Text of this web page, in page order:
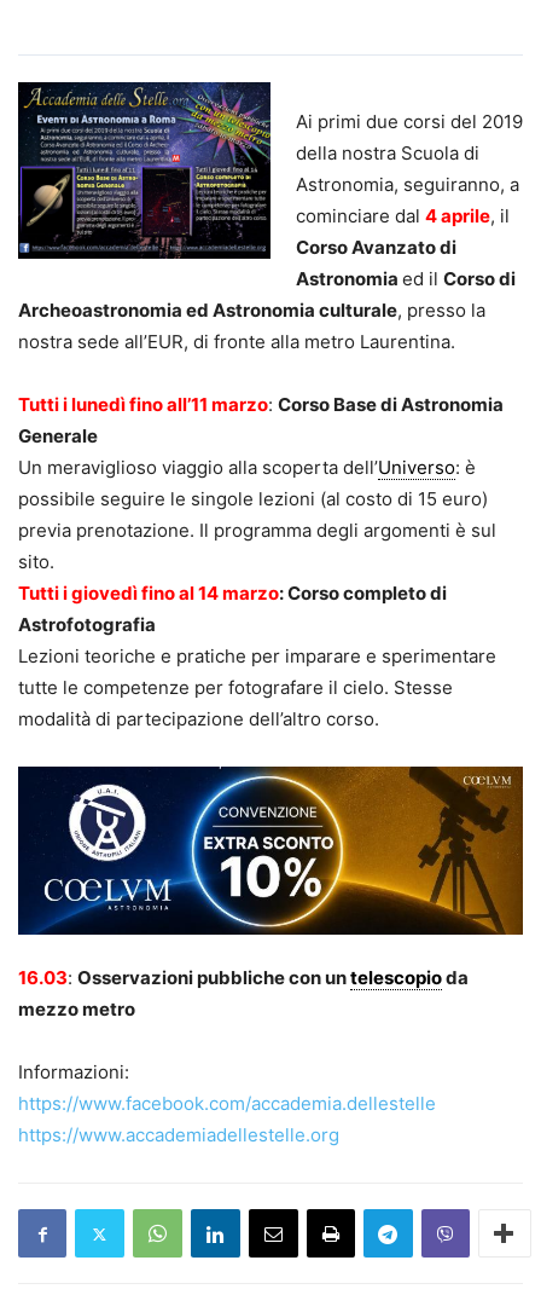
Ai primi due corsi del 2019
della nostra Scuola di
Astronomia, seguiranno, a
cominciare dal 4 aprile, il
Corso Avanzato di
Astronomia ed il Corso di
Archeoastronomia ed Astronomia culturale, presso la
nostra sede all’EUR, di fronte alla metro Laurentina.
Tutti i lunedì fino all’11 marzo: Corso Base di Astronomia
Generale
Un meraviglioso viaggio alla scoperta dell’Universo: è
possibile seguire le singole lezioni (al costo di 15 euro)
previa prenotazione. Il programma degli argomenti è sul
sito.
Tutti i giovedì fino al 14 marzo: Corso completo di
Astrofotografia
Lezioni teoriche e pratiche per imparare e sperimentare
tutte le competenze per fotografare il cielo. Stesse
modalità di partecipazione dell’altro corso.
16.03: Osservazioni pubbliche con untelescopioda
mezzo metro
Informazioni:
https://www.facebook.com/accademia.dellestelle
https://www.accademiadellestelle.org